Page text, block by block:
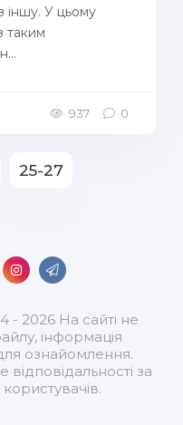
іншу. У цьому
таким
937 0
25-27
- 2026 На сайті не
інформація
ознайомлення.
відповідальності за